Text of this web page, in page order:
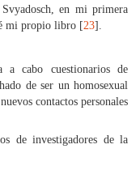
en mi primera
mi propio libro [23].
cabo cuestionarios de
de ser un homosexual
contactos personales
de investigadores de la